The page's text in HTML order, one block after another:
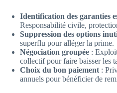
Identification des garanties
Responsabilité civile,
Suppression des options
superflu pour alléger la prime.
Négociation groupée :
collectif pour faire baisser les
Choix du bon paiement :
annuels pour bénéficier de